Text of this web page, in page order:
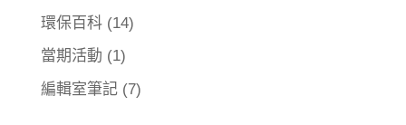
環保百科(14)
當期活動 (1)
編輯室筆記(7)